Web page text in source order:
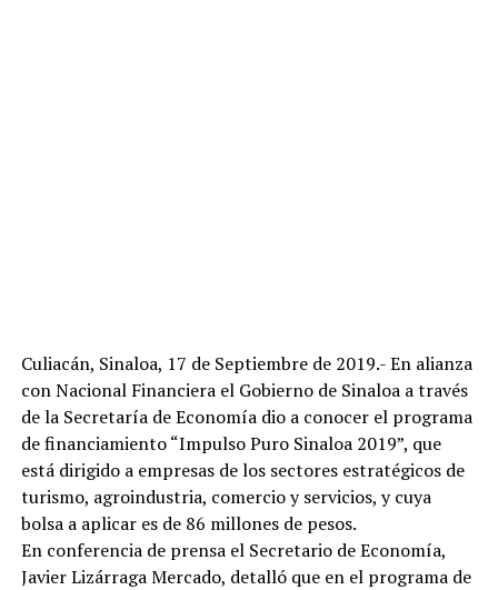
Culiacán, Sinaloa, 17 de Septiembre de 2019.- En alianza
con Nacional Financiera el Gobierno de Sinaloa a través
de la Secretaría de Economía dio a conocer el programa
de financiamiento “Impulso Puro Sinaloa 2019”, que
está dirigido a empresas de los sectores estratégicos de
turismo, agroindustria, comercio y servicios, y cuya
bolsa a aplicar es de 86 millones de pesos.
En conferencia de prensa el Secretario de Economía,
Javier Lizárraga Mercado, detalló que en el programa de